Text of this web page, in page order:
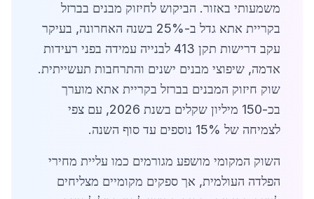
משמעותי באזור. הביקוש לחיזוק מבנים בברזל
בקריית אתא גדל ב-25% בשנה האחרונה, בעיקר
עקב דרישות תקן 413 לבנייה עמידה בפני רעידות
אדמה, שיפוצי מבנים ישנים והתרחבות תעשייתית.
שוק חיזוק המבנים בברזל בקריית אתא מוערך
בכ-150 מיליון שקלים בשנת 2026, עם צפי
לצמיחה של 15% נוספים עד סוף השנה.
השוק המקומי מושפע מגורמים כמו עליית מחירי
הפלדה העולמית, אך ספקים מקומיים מצליחים